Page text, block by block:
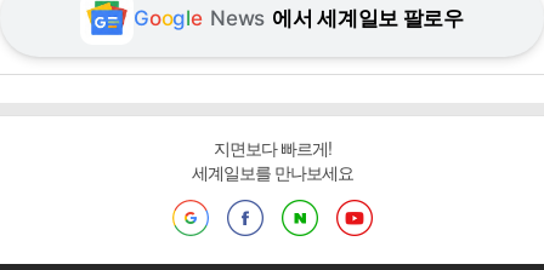
Google News 에서 세계일보 팔로우
지면보다 빠르게!
세계일보를 만나보세요